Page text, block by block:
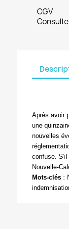
CGV
Après avoir
une
nouvelles
confuse. S'il
Nouvelle-
Mots-clés :